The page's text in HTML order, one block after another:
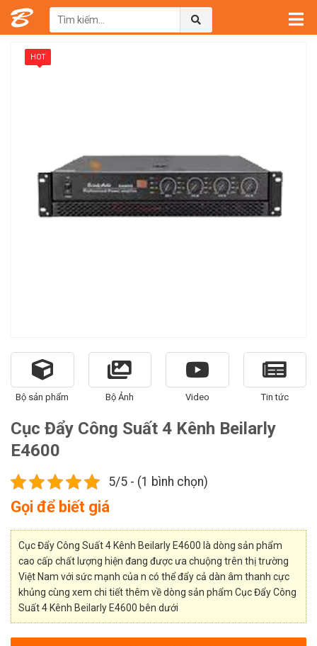
Trang chủ → Sản phẩm Cục Đẩy Công Suất Beilarly
HOT
Bộ sản phẩm Bộ Ảnh Video Tin tức
Cục Đẩy Công Suất 4 Kênh Beilarly
E4600
5/5 - (1 bình chọn)
Gọi để biết giá
Cục Đẩy Công Suất 4 Kênh Beilarly E4600 là dòng sản phẩm
cao cấp chất lượng hiện đang được ưa chuộng trên thị trường
Việt Nam với sức mạnh của n có thể đẩy cả dàn âm thanh cực
khủng cùng xem chi tiết thêm về dòng sản phẩm Cục Đẩy Công
Suất 4 Kênh Beilarly E4600 bên dưới